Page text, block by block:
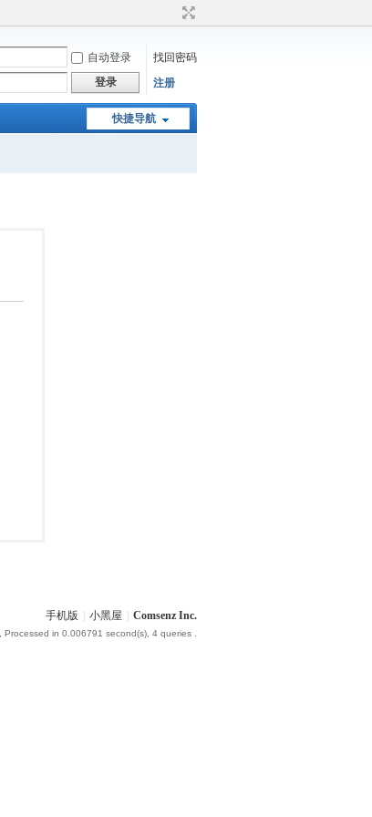
自动登录
找回密码
登录 注册
快捷导航
手机版 小黑屋 Comsenz Inc.
, Processed in 0.006791 second(s), 4 queries .